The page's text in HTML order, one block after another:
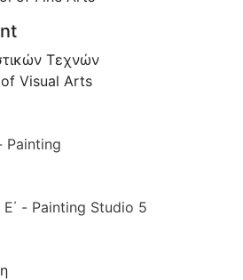
Τεχνών
Visual Arts
Painting
- Painting Studio 5